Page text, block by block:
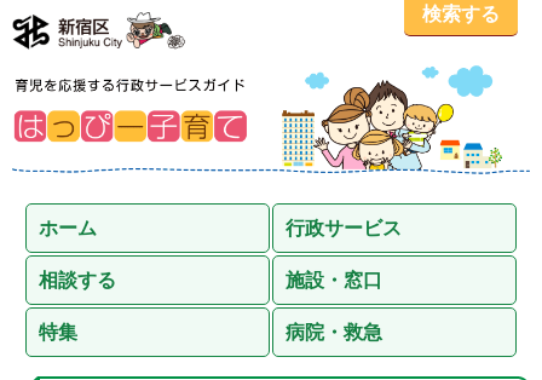
検索する
ホーム 行政サービス
相談する 施設・窓口
特集 病院・救急